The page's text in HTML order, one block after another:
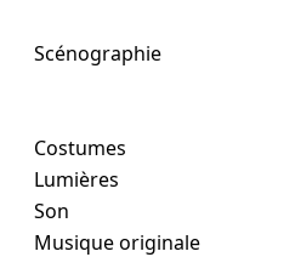
Scénographie
Costumes
Lumières
Son
Musique originale